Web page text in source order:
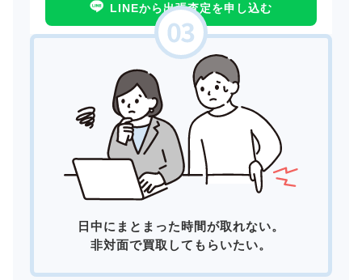
LINEから出張査定を申し込む
日中にまとまった時間が取れない。
非対面で買取してもらいたい。